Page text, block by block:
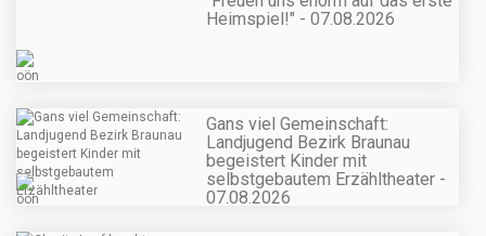
Heimspiel!" - 07.08.2026
Gans viel Gemeinschaft:
Landjugend Bezirk Braunau
begeistert Kinder mit
selbstgebautem Erzähltheater -
07.08.2026